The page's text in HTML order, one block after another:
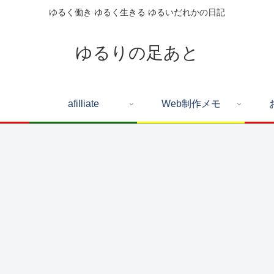
ゆるく働き ゆるく生きる ゆるいだれかの日記
ゆるりの足あと
afilliate Web制作メモ